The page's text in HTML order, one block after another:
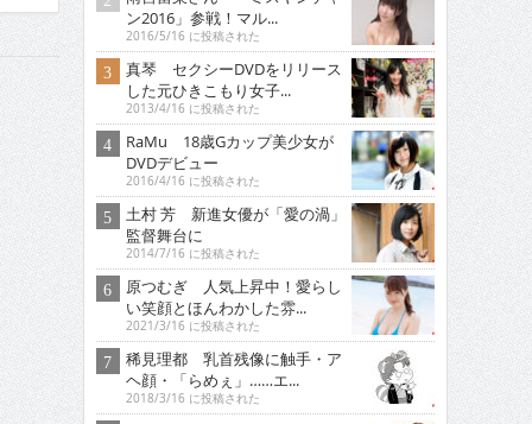
ン2016」参戦！マル...
2016/5/16 に投稿された
真琴 セクシーDVDをリリース
した元ひきこもり女子...
2013/4/16 に投稿された
RaMu 18歳Gカップ美少女が
DVDデビュー
2016/4/16 に投稿された
土村 芳 新進女優が「愛の渦」
監督舞台に
2014/7/16 に投稿された
原つむぎ 人気上昇中！愛らし
い笑顔とほんわかした雰...
2021/3/16 に投稿された
稀見理都 乳首残像に触手・ア
ヘ顔・「らめぇ」……エ...
2018/3/16 に投稿された